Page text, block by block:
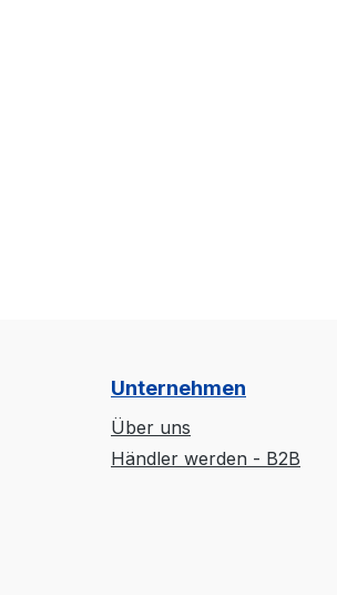
Unternehmen
Über uns
Händler werden - B2B